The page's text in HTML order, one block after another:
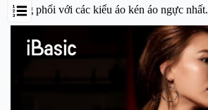
dùng phối với các kiểu áo kén áo ngực nhất.